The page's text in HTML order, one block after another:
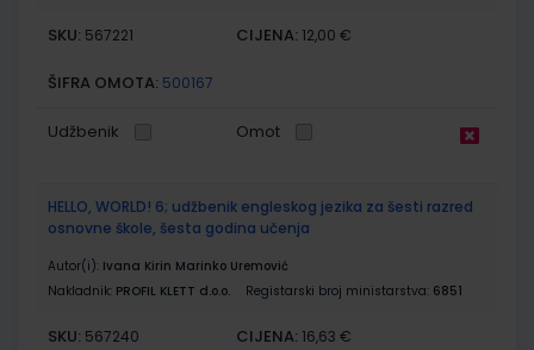
SKU: 567221 CIJENA: 12,00 €
ŠIFRA OMOTA: 500167
Udžbenik Omot
HELLO, WORLD! 6; udžbenik engleskog jezika za šesti razred
osnovne škole, šesta godina učenja
Autor(i): Ivana Kirin Marinko Uremović
Nakladnik: PROFIL KLETT d.o.o. Registarski broj ministarstva: 6851
SKU: 567240 CIJENA: 16,63 €